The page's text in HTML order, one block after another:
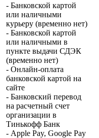
- Банковской картой
или наличными
курьеру (временно нет)
- Банковской картой
или наличными в
пункте выдачи СДЭК
(временно нет)
- Онлайн-оплата
банковской картой на
сайте
- Банковский перевод
на расчетный счет
организации в
Тинькофф Банк
- Apple Pay, Google Pay